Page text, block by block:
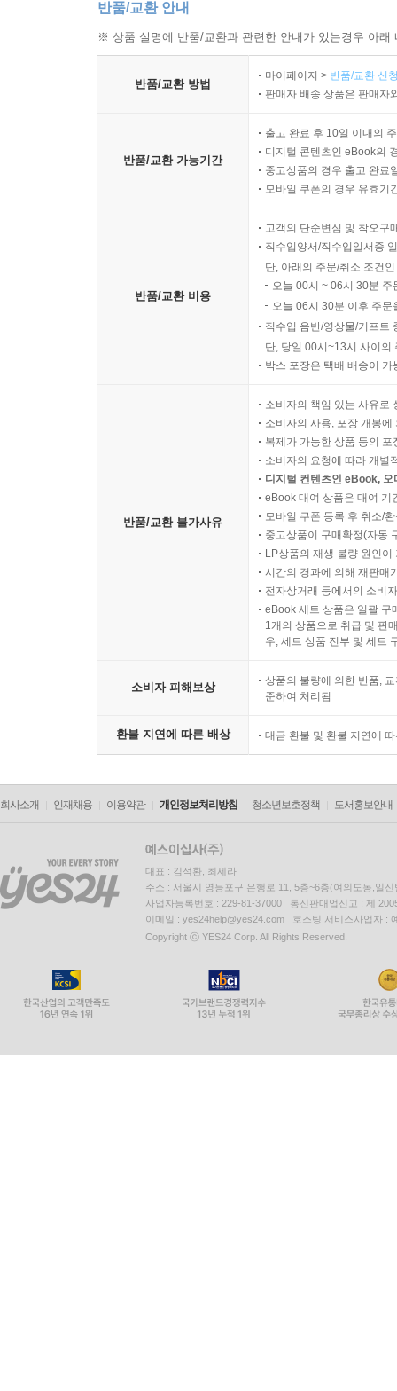
반품/교환 안내
※ 상품 설명에 반품/교환과 관련한 안내가 있는경우 아
반품/교환 방법
마이페이지 > 반품/교환 신
판매자 배송 상품은 판매자
반품/교환 가능기간
출고 완료 후 10일 이내의
디지털 콘텐츠인 eBook의
중고상품의 경우 출고 완료
모바일 쿠폰의 경우 유효기
반품/교환 비용
고객의 단순변심 및 착오구
직수입양서/직수입일서중
단, 아래의 주문/취소 조건
오늘 00시 ~ 06시 30분
오늘 06시 30분 이후 주
직수입 음반/영상물/기프트
단, 당일 00시~13시 사이의
박스 포장은 택배 배송이
반품/교환 불가사유
소비자의 책임 있는 사유로
소비자의 사용, 포장 개봉
복제가 가능한 상품 등의
소비자의 요청에 따라 개별
디지털 컨텐츠인 eBook,
eBook 대여 상품은 대여 기
모바일 쿠폰 등록 후 취소/
중고상품이 구매확정(자동
LP상품의 재생 불량 원인
시간의 경과에 의해 재판매
전자상거래 등에서의 소비
eBook 세트 상품은 일괄 구
1개의 상품으로 취급 및 판
우, 세트 상품 전부 및 세트
소비자 피해보상
상품의 불량에 의한 반품,
준하여 처리됨
환불 지연에 따른 배상 대금 환불 및 환불 지연에
회사소개 인재채용 이용약관 개인정보처리방침 청소년보호정책 도서홍보안내
대표 : 김석환, 최세라
주소 : 서울시 영등포구 은행로 11, 5층~6층(여의도동,일신
사업자등록번호 : 229-81-37000 통신판매업신고 : 제
이메일 : yes24help@yes24.com 호스팅 서비스사업자 :
Copyright ⓒ YES24 Corp. All Rights Reserved.